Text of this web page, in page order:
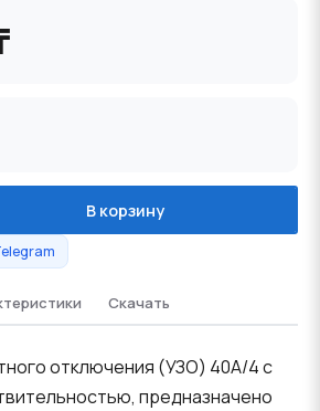
В корзину
Скачать
отключения (УЗО) 40А/4 с
предназначено